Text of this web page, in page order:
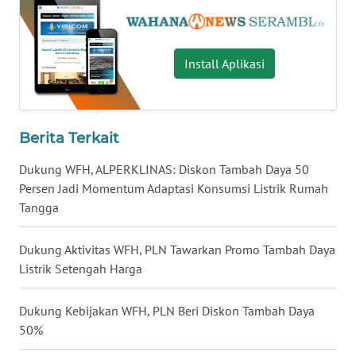
Install Aplikasi
Berita Terkait
Dukung WFH, ALPERKLINAS: Diskon Tambah Daya 50
Persen Jadi Momentum Adaptasi Konsumsi Listrik Rumah
Tangga
Dukung Aktivitas WFH, PLN Tawarkan Promo Tambah Daya
Listrik Setengah Harga
Dukung Kebijakan WFH, PLN Beri Diskon Tambah Daya
50%
KALBAR
WN
KALTENG
KALTARA
WN
KALSEL
KALTIM
SULSEL